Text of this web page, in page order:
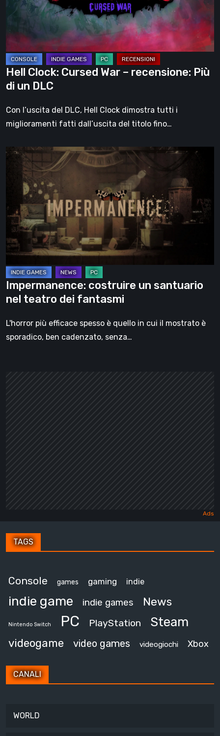
recensione:
di
un
DLC
Hell Clock: Cursed War – recensione: Più
di un DLC
Con l’uscita del DLC, Hell Clock dimostra tutti i
miglioramenti fatti dall’uscita del titolo fino…
Impermanence:
costruire
santuario
nel
teatro
dei
fantasmi
Impermanence: costruire un santuario
nel teatro dei fantasmi
L'horror più efficace spesso è quello in cui il mostrato è
sporadico, ben cadenzato, senza…
TAGS
Console games gaming indie
indie game indie games News
Nintendo Switch PC PlayStation Steam
videogame video games videogiochi Xbox
CANALI
WORLD